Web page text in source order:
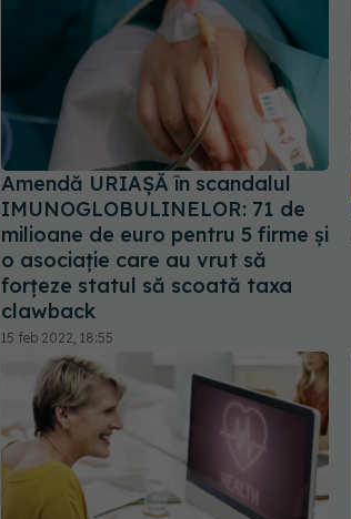
Amendă URIAȘĂ în scandalul
IMUNOGLOBULINELOR: 71 de
milioane de euro pentru 5 firme și
o asociație care au vrut să
forțeze statul să scoată taxa
clawback
15 feb 2022, 18:55